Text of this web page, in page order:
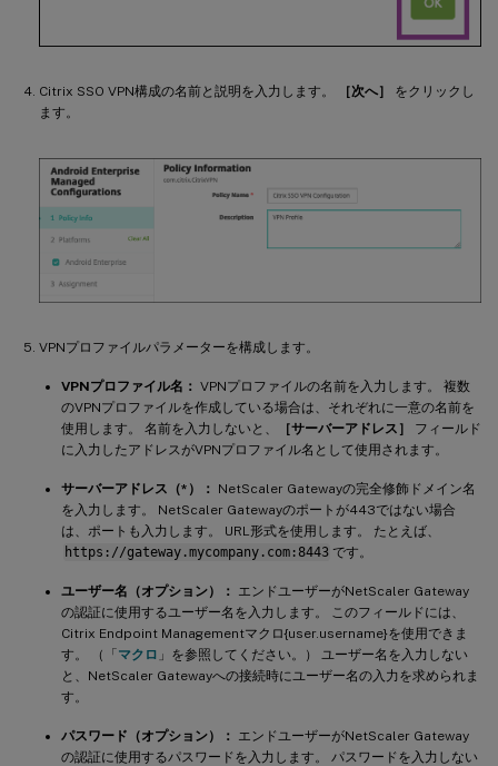
Citrix SSO VPN構成の名前と説明を入力します。 ［次へ］
をクリックし
ます。
VPNプロファイルパラメーターを構成します。
VPNプロファイル名： VPNプロファイルの名前を入力します。 複数
のVPNプロファイルを作成している場合は、それぞれに一意の名前を
使用します。 名前を入力しないと、
［サーバーアドレス］
フィールド
に入力したアドレスがVPNプロファイル名として使用されます。
サーバーアドレス（*）：
NetScaler Gatewayの完全修飾ドメイン名
を入力します。 NetScaler Gatewayのポートが443ではない場合
は、ポートも入力します。 URL形式を使用します。 たとえば、
https://gateway.mycompany.com:8443 です。
ユーザー名（オプション）：
エンドユーザーがNetScaler Gateway
の認証に使用するユーザー名を入力します。 このフィールドには、
Citrix Endpoint Managementマクロ{user.username}を使用できま
す。 （「マクロ 」を参照してください。） ユーザー名を入力しない
と、NetScaler Gatewayへの接続時にユーザー名の入力を求められま
す。
パスワード（オプション）：
エンドユーザーがNetScaler Gateway
の認証に使用するパスワードを入力します。 パスワードを入力しない